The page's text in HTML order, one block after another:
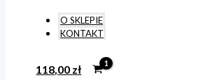
O SKLEPIE
KONTAKT
118,00 zł